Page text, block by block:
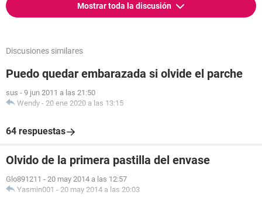
Mostrar toda la discusión
Discusiones similares
Puedo quedar embarazada si olvide el parche
sus - 9 jun 2011 a las 21:50
Wendy - 20 ene 2020 a las 13:15
64 respuestas
Olvido de la primera pastilla del envase
Glo891211 - 20 may 2014 a las 12:57
Yasmin001 - 20 may 2014 a las 20:03